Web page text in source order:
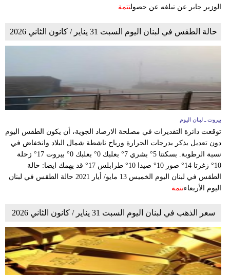
الوزير جابر عن تبلغه عن حصولتتمة
حالة الطقس في لبنان اليوم السبت 31 يناير / كانون الثاني 2026
بيروت ـ لبنان اليوم
توقعت دائرة التقديرات في مصلحة الارصاد الجوية، أن يكون الطقس اليوم
دون تعديل يذكر بدرجات الحرارة ورياح ناشطة شمال البلاد وانخفاض في
نسبة الرطوبة. بسكنتا 5° بشري 7° بعلبك 0° بعلبك 0° بيروت 17° زحلة
10° زغرتا 14° صور 10° صيدا 10° طرابلس 17° قد يهمك ايضا: حالة
الطقس في لبنان اليوم الخميس 13 مايو/ أيار 2021 حالة الطقس في لبنان
اليوم الأربعاءتتمة
سعر الذهب في لبنان اليوم السبت 31 يناير / كانون الثاني 2026